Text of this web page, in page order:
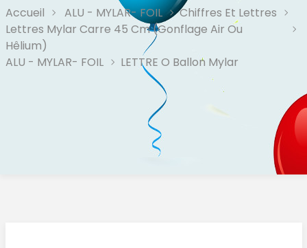
Accueil ALU - MYLAR- FOIL
Chiffres Et Lettres
Lettres Mylar Carre 45 Cm (Gonflage Air Ou
Hêlium)
ALU - MYLAR- FOIL
LETTRE O Ballon Mylar